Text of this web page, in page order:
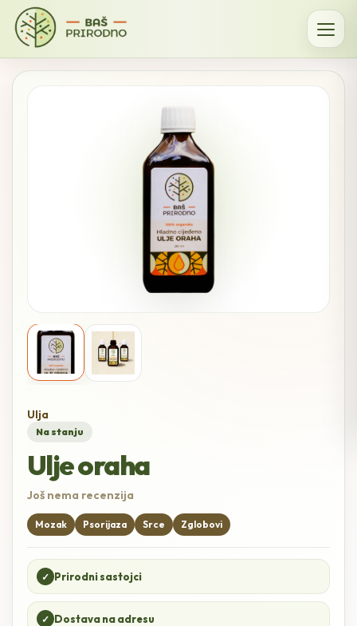
Ulja
Na stanju
Ulje oraha
Još nema recenzija
Mozak Psorijaza Srce Zglobovi
✓ Prirodni sastojci
✓ Dostava na adresu